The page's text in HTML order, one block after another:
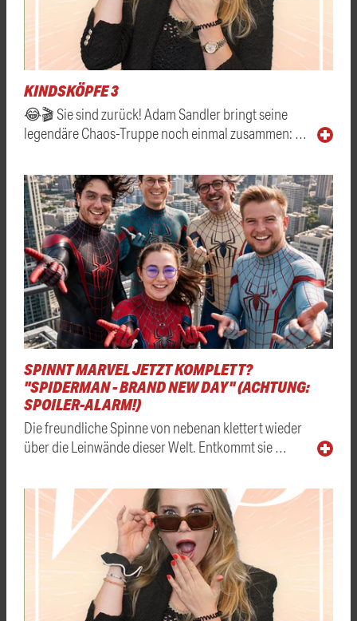
KINDSKÖPFE 3
😂🎬 Sie sind zurück! Adam Sandler bringt seine
legendäre Chaos-Truppe noch einmal zusammen: …
SPINNT MARVEL JETZT KOMPLETT?
"SPIDERMAN - BRAND NEW DAY" (ACHTUNG:
SPOILER-ALARM!)
Die freundliche Spinne von nebenan klettert wieder
über die Leinwände dieser Welt. Entkommt sie …